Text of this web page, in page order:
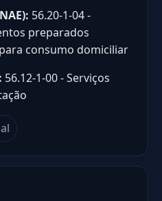
56.20-1-04 -
preparados
consumo domiciliar
56.12-1-00 - Serviços